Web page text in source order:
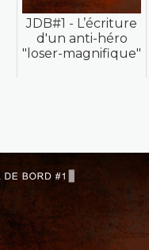
JDB#1 - L’écriture
d'un anti-héro
"loser-magnifique"